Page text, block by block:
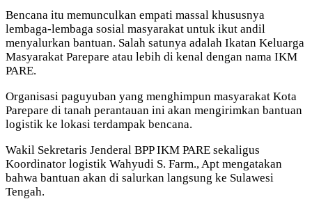
Bencana itu memunculkan empati massal khususnya
lembaga-lembaga sosial masyarakat untuk ikut andil
menyalurkan bantuan. Salah satunya adalah Ikatan Keluarga
Masyarakat Parepare atau lebih di kenal dengan nama IKM
PARE.
Organisasi paguyuban yang menghimpun masyarakat Kota
Parepare di tanah perantauan ini akan mengirimkan bantuan
logistik ke lokasi terdampak bencana.
Wakil Sekretaris Jenderal BPP IKM PARE sekaligus
Koordinator logistik Wahyudi S. Farm., Apt mengatakan
bahwa bantuan akan di salurkan langsung ke Sulawesi
Tengah.